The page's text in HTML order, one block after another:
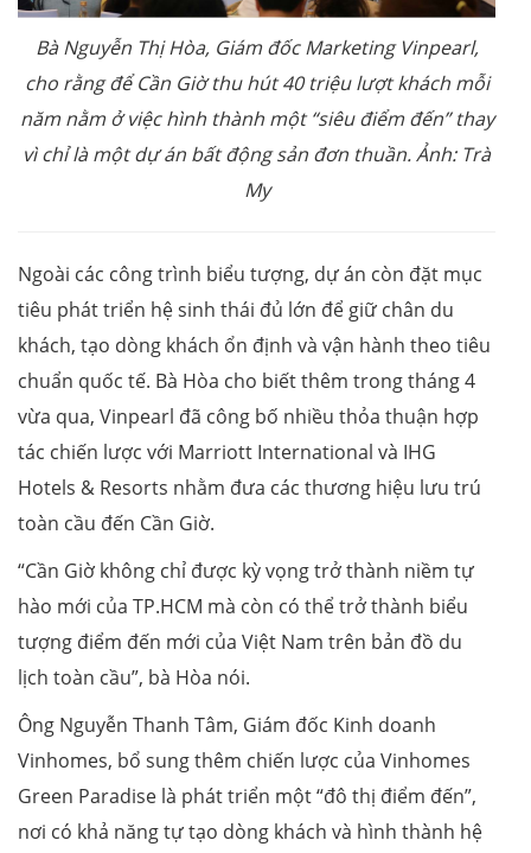
Bà Nguyễn Thị Hòa, Giám đốc Marketing Vinpearl,
cho rằng để Cần Giờ thu hút 40 triệu lượt khách mỗi
năm nằm ở việc hình thành một “siêu điểm đến” thay
vì chỉ là một dự án bất động sản đơn thuần. Ảnh: Trà
My
Ngoài các công trình biểu tượng, dự án còn đặt mục
tiêu phát triển hệ sinh thái đủ lớn để giữ chân du
khách, tạo dòng khách ổn định và vận hành theo tiêu
chuẩn quốc tế. Bà Hòa cho biết thêm trong tháng 4
vừa qua, Vinpearl đã công bố nhiều thỏa thuận hợp
tác chiến lược với Marriott International và IHG
Hotels & Resorts nhằm đưa các thương hiệu lưu trú
toàn cầu đến Cần Giờ.
“Cần Giờ không chỉ được kỳ vọng trở thành niềm tự
hào mới của TP.HCM mà còn có thể trở thành biểu
tượng điểm đến mới của Việt Nam trên bản đồ du
lịch toàn cầu”, bà Hòa nói.
Ông Nguyễn Thanh Tâm, Giám đốc Kinh doanh
Vinhomes, bổ sung thêm chiến lược của Vinhomes
Green Paradise là phát triển một “đô thị điểm đến”,
nơi có khả năng tự tạo dòng khách và hình thành hệ